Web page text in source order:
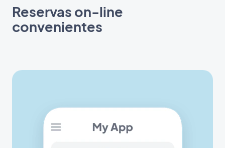
Reservas on-line
convenientes